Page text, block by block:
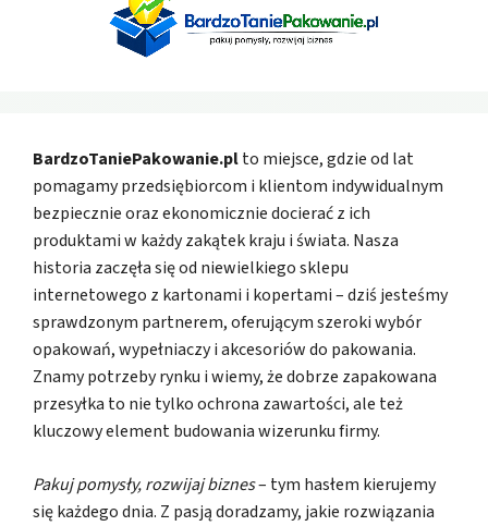
BardzoTaniePakowanie.plto miejsce, gdzie od lat
pomagamy przedsiębiorcom i klientom indywidualnym
bezpiecznie oraz ekonomicznie docierać z ich
produktami w każdy zakątek kraju i świata. Nasza
historia zaczęła się od niewielkiego sklepu
internetowego z kartonami i kopertami – dziś jesteśmy
sprawdzonym partnerem, oferującym szeroki wybór
opakowań, wypełniaczy i akcesoriów do pakowania.
Znamy potrzeby rynku i wiemy, że dobrze zapakowana
przesyłka to nie tylko ochrona zawartości, ale też
kluczowy element budowania wizerunku firmy.
Pakuj pomysły, rozwijaj biznes– tym hasłem kierujemy
się każdego dnia. Z pasją doradzamy, jakie rozwiązania